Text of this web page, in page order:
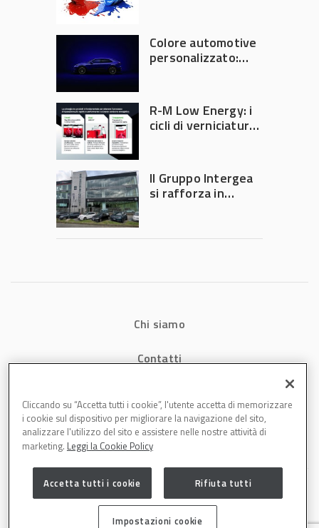
Colore automotive
personalizzato:
diventa ingegneria
di precisione
R-M Low Energy: i
cicli di verniciatura
tempi e costi in
carrozzeria
Il Gruppo Intergea
si rafforza in
Chi siamo
Contatti
Cookies
Cliccando su “Accetta tutti i cookie”, l'utente accetta di memorizzare
i cookie sul dispositivo per migliorare la navigazione del sito,
analizzare l'utilizzo del sito e assistere nelle nostre attività di
marketing. Leggi la Cookie Policy
Accetta tutti i cookie Rifiuta tutti
Impostazioni cookie